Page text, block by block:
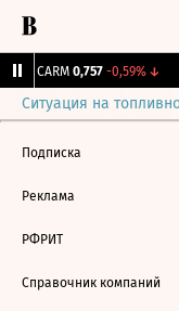
CARM 0,757 -0,59%↓
Ситуация на
Подписка
Реклама
РФРИТ
Справочник компаний